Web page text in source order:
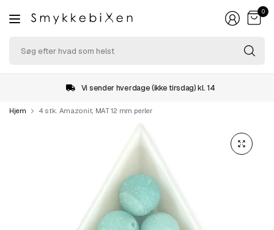
0
Vi sender hverdage (ikke tirsdag) kl. 14
Hjem 4 stk. Amazonit, MAT 12 mm perler